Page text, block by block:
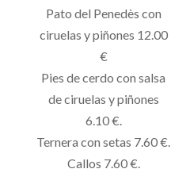
Pato del Penedès con
ciruelas y piñones 12.00
€
Pies de cerdo con salsa
de ciruelas y piñones
6.10 €.
Ternera con setas 7.60 €.
Callos 7.60 €.